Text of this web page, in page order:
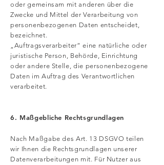
oder gemeinsam mit anderen über die
Zwecke und Mittel der Verarbeitung von
personenbezogenen Daten entscheidet,
bezeichnet.
„Auftragsverarbeiter“ eine natürliche oder
juristische Person, Behörde, Einrichtung
oder andere Stelle, die personenbezogene
Daten im Auftrag des Verantwortlichen
verarbeitet.
6. Maßgebliche Rechtsgrundlagen
Nach Maßgabe des Art. 13 DSGVO teilen
wir Ihnen die Rechtsgrundlagen unserer
Datenverarbeitungen mit. Für Nutzer aus